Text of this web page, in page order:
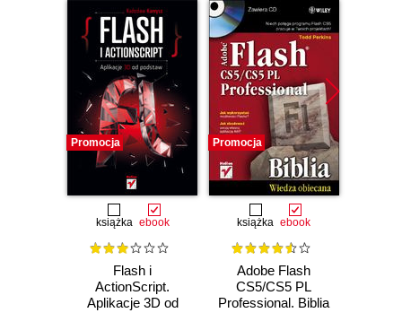
Promocja
książka ebook
Flash i
ActionScript.
Aplikacje 3D od
Promocja
książka ebook
Adobe Flash
CS5/CS5 PL
Professional. Biblia